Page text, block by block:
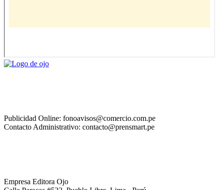
Publicidad Online: fonoavisos@comercio.com.pe
Contacto Administrativo: contacto@prensmart.pe
Empresa Editora Ojo